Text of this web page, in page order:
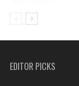
EDITOR PICKS